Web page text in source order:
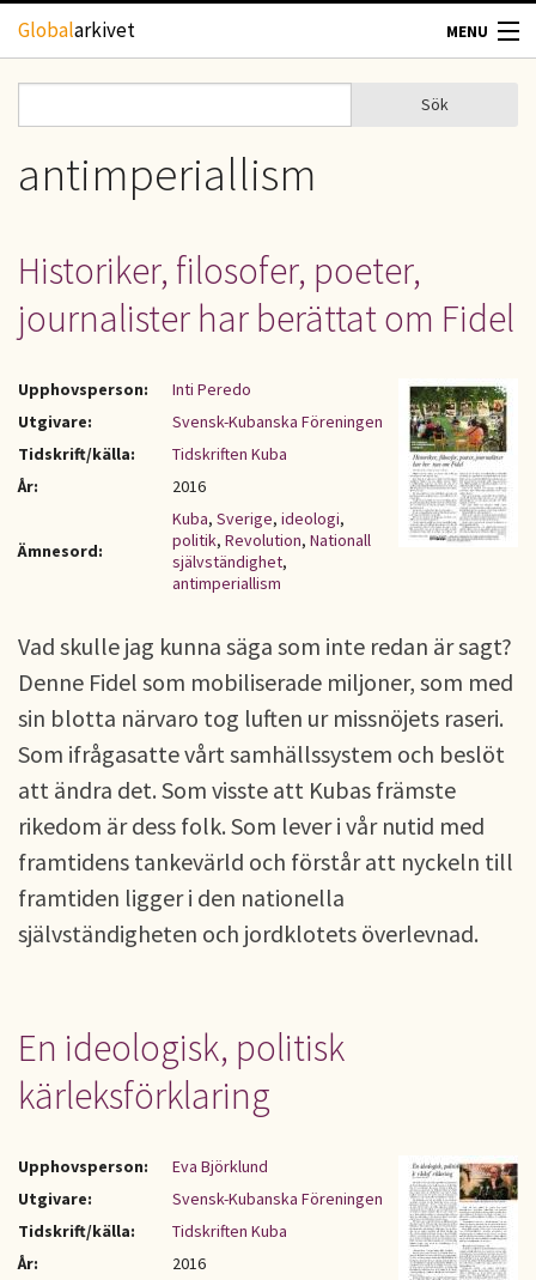
Hoppa till huvudinnehåll
Globalarkivet MENU
TIDSKRIFTER
UPPHOVSRÄTT
KONTAKT
Sökformulär
Sök
antimperiallism
Historiker, filosofer, poeter,
journalister har berättat om Fidel
Upphovsperson:
Inti Peredo
Utgivare:
Svensk-Kubanska Föreningen
Tidskrift/källa:
Tidskriften Kuba
År:
2016
Ämnesord:
Kuba, Sverige, ideologi,
politik, Revolution, Nationall
självständighet,
antimperiallism
Vad skulle jag kunna säga som inte redan är sagt?
Denne Fidel som mobiliserade miljoner, som med
sin blotta närvaro tog luften ur missnöjets raseri.
Som ifrågasatte vårt samhällssystem och beslöt
att ändra det. Som visste att Kubas främste
rikedom är dess folk. Som lever i vår nutid med
framtidens tankevärld och förstår att nyckeln till
framtiden ligger i den nationella
självständigheten och jordklotets överlevnad.
En ideologisk, politisk
kärleksförklaring
Upphovsperson:
Eva Björklund
Utgivare:
Svensk-Kubanska Föreningen
Tidskrift/källa:
Tidskriften Kuba
År:
2016